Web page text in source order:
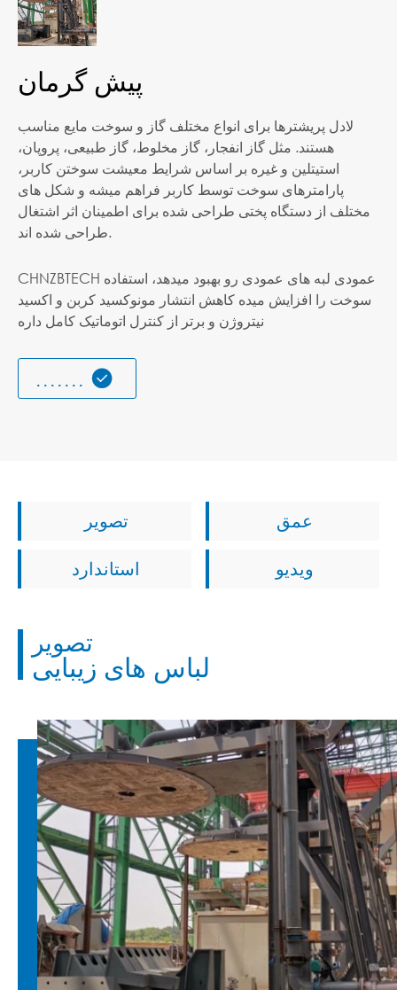
پیش گرمان
لادل پریشترها برای انواع مختلف گاز و سوخت مایع مناسب
هستند. مثل گاز انفجار، گاز مخلوط، گاز طبیعی، پروپان،
استیتلین و غیره بر اساس شرایط معیشت سوختن کاربر،
پارامترهای سوخت توسط کاربر فراهم میشه و شکل های
مختلف از دستگاه پختی طراحی شده برای اطمینان اثر اشتغال
طراحی شده اند.
CHNZBTECH عمودی لبه های عمودی رو بهبود میدهد، استفاده
سوخت را افزایش میده کاهش انتشار مونوکسيد کربن و اکسيد
نيتروژن و برتر از کنترل اتوماتيک کامل داره

تصویر عمق
استاندارد ویدیو
تصویر
لباس های زیبایی